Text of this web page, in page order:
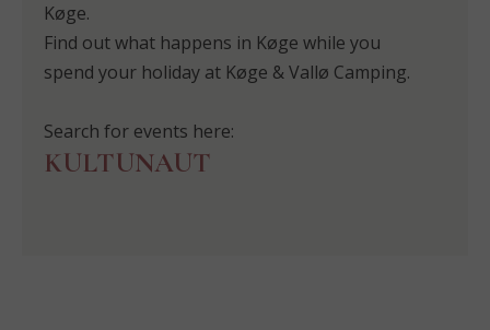
Køge.
Find out what happens in Køge while you
spend your holiday at Køge & Vallø Camping.
Search for events here:
KULTUNAUT